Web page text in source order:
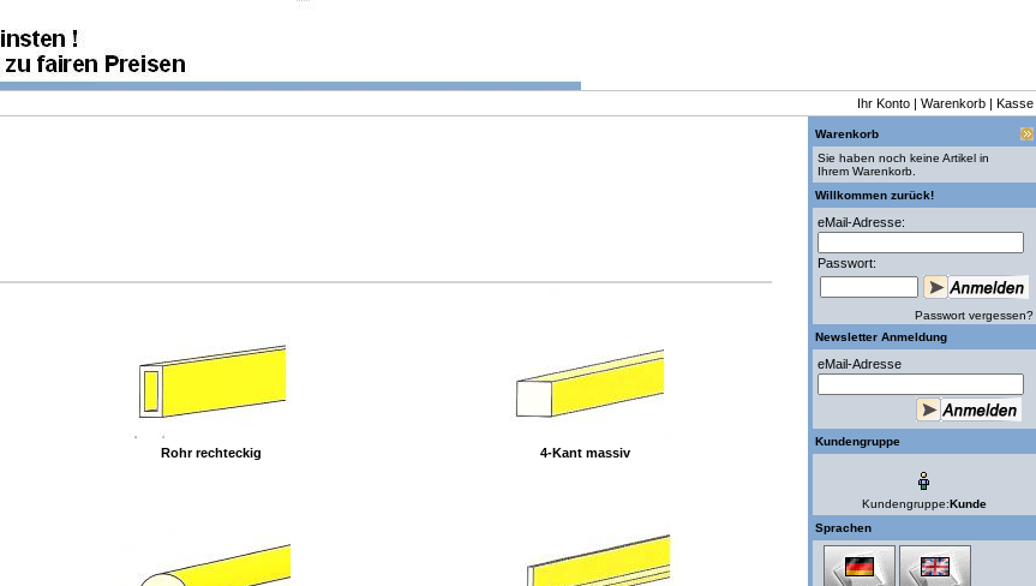
Ihr Konto | Warenkorb | Kasse
Rohr rechteckig 4-Kant massiv
Warenkorb
Sie haben noch keine Artikel in
Ihrem Warenkorb.
Willkommen zurück!
eMail-Adresse:
Passwort:
Passwort vergessen?
Newsletter Anmeldung
eMail-Adresse
Kundengruppe
Kundengruppe:Kunde
Sprachen